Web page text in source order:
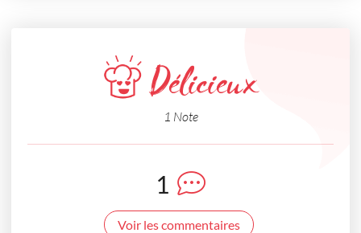
Délicieux
1 Note
1
Voir les commentaires